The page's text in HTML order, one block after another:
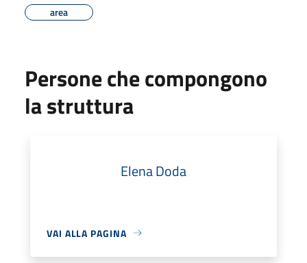
area
Persone che compongono
la struttura
Elena Doda
VAI ALLA PAGINA